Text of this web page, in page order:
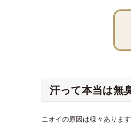
汗って本当は無
ニオイの原因は様々ありま